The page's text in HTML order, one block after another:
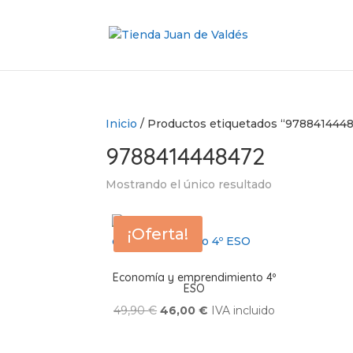
Inicio / Productos etiquetados
9788414448472
Mostrando el único resultado
¡Oferta!
Economía y emprendimiento 4º
ESO
49,90€ El
46,00€ El
IVA incluido